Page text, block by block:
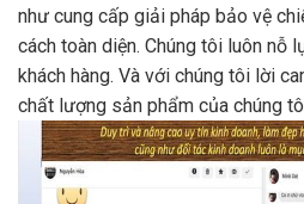
như cung cấp giải pháp bảo vệ
cách toàn diện. Chúng tôi luôn nỗ
khách hàng. Và với chúng tôi lời
chất lượng sản phẩm của chúng